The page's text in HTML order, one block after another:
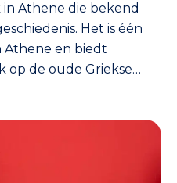
in Athene die bekend
Het is één
Athene en biedt
op de oude Griekse
met smalle straatjes,
oudheid. Het is
populaire toeristische
bezoekers van over